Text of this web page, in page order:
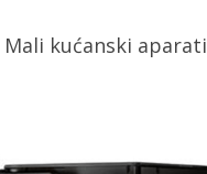
Mali kućanski aparati